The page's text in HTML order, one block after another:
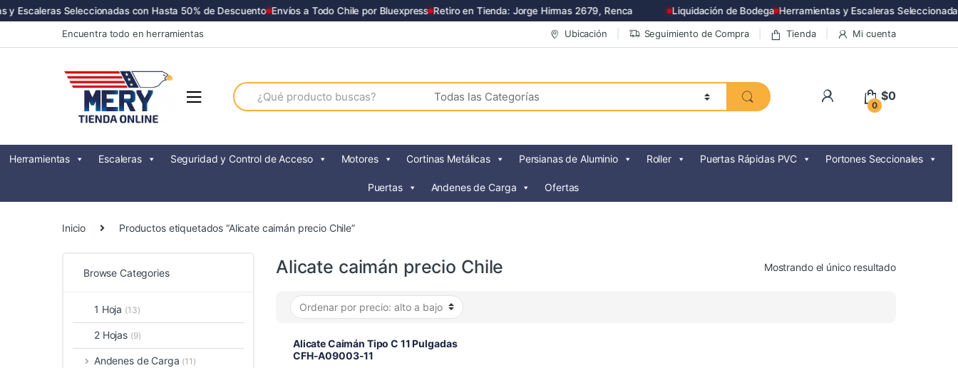
Escaleras Seleccionadas con Hasta 50% de Descuento Envíos a Todo Chile por Bluexpress Retiro en Tienda: Jorge Hirmas 2679, Renca Liquidación de Bodega Herramientas y Escaleras Seleccionadas
to
to
Encuentra todo en herramientas Ubicación Seguimiento de Compra Tienda Mi cuenta
Search
for:
0
$0
Herramientas Escaleras Seguridad y Control de Acceso Motores Cortinas Metálicas Persianas de Aluminio Roller Puertas Rápidas PVC Portones Seccionales
Puertas Andenes de Carga Ofertas
Inicio Productos etiquetados “Alicate caimán precio Chile”
Alicate caimán precio Chile Mostrando el único resultado
Alicate Caimán Tipo C 11 Pulgadas
CFH-A09003-11
Browse Categories
1 Hoja (13)
2 Hojas (9)
Andenes de Carga (11)